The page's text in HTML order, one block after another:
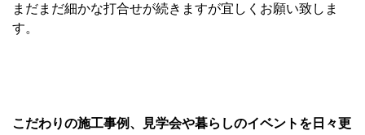
まだまだ細かな打合せが続きますが宜しくお願い致しま
す。
こだわりの施工事例、見学会や暮らしのイベントを日々更